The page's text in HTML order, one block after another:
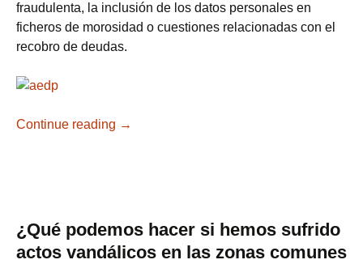
fraudulenta, la inclusión de los datos personales en
ficheros de morosidad o cuestiones relacionadas con el
recobro de deudas.
Continue reading La videovigilancia centra buena parte de
→
¿Qué podemos hacer si hemos sufrido
actos vandálicos en las zonas comunes